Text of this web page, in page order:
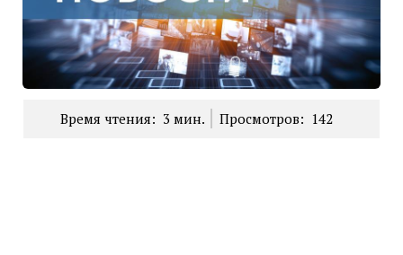
Время чтения: 3 мин. Просмотров: 142